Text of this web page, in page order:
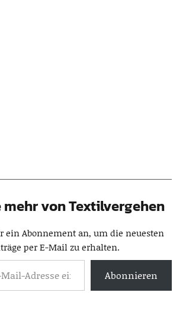
mehr von Textilvergehen
ein Abonnement an, um die neuesten
per E-Mail zu erhalten.
Abonnieren